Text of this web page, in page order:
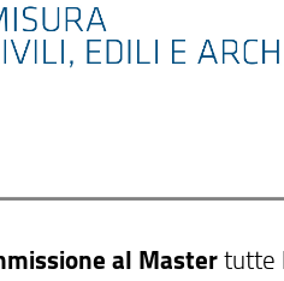
al Mastertutte